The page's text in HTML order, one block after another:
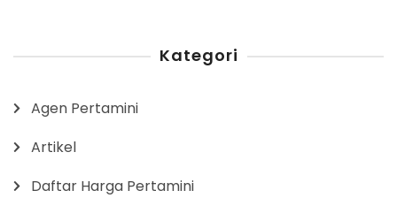
Kategori
Agen Pertamini
Artikel
Daftar Harga Pertamini